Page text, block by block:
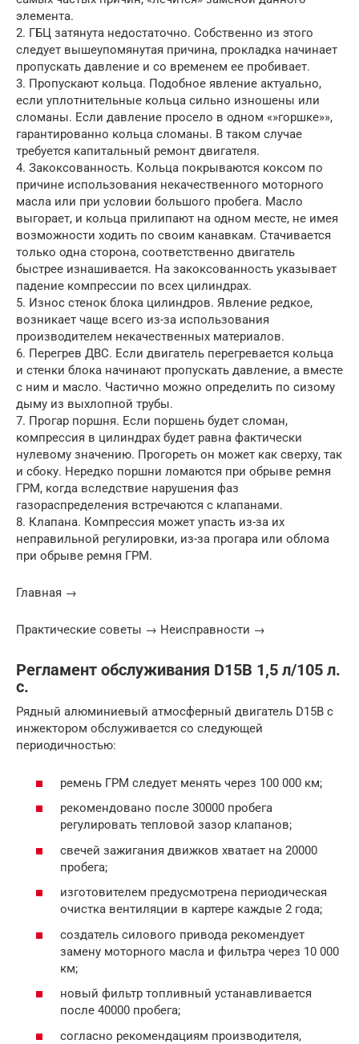
элемента.
2. ГБЦ затянута недостаточно. Собственно из этого
следует вышеупомянутая причина, прокладка начинает
пропускать давление и со временем ее пробивает.
3. Пропускают кольца. Подобное явление актуально,
если уплотнительные кольца сильно изношены или
сломаны. Если давление просело в одном «»горшке»»,
гарантированно кольца сломаны. В таком случае
требуется капитальный ремонт двигателя.
4. Закоксованность. Кольца покрываются коксом по
причине использования некачественного моторного
масла или при условии большого пробега. Масло
выгорает, и кольца прилипают на одном месте, не имея
возможности ходить по своим канавкам. Стачивается
только одна сторона, соответственно двигатель
быстрее изнашивается. На закоксованность указывает
падение компрессии по всех цилиндрах.
5. Износ стенок блока цилиндров. Явление редкое,
возникает чаще всего из-за использования
производителем некачественных материалов.
6. Перегрев ДВС. Если двигатель перегревается кольца
и стенки блока начинают пропускать давление, а вместе
с ним и масло. Частично можно определить по сизому
дыму из выхлопной трубы.
7. Прогар поршня. Если поршень будет сломан,
компрессия в цилиндрах будет равна фактически
нулевому значению. Прогореть он может как сверху, так
и сбоку. Нередко поршни ломаются при обрыве ремня
ГРМ, когда вследствие нарушения фаз
газораспределения встречаются с клапанами.
8. Клапана. Компрессия может упасть из-за их
неправильной регулировки, из-за прогара или облома
при обрыве ремня ГРМ.
Главная →
Практические советы → Неисправности →
Регламент обслуживания D15B 1,5 л/105 л.
с.
Рядный алюминиевый атмосферный двигатель D15B с
инжектором обслуживается со следующей
периодичностью:
ремень ГРМ следует менять через 100 000 км;
рекомендовано после 30000 пробега
регулировать тепловой зазор клапанов;
свечей зажигания движков хватает на 20000
пробега;
изготовителем предусмотрена периодическая
очистка вентиляции в картере каждые 2 года;
создатель силового привода рекомендует
замену моторного масла и фильтра через 10 000
км;
новый фильтр топливный устанавливается
после 40000 пробега;
согласно рекомендациям производителя,